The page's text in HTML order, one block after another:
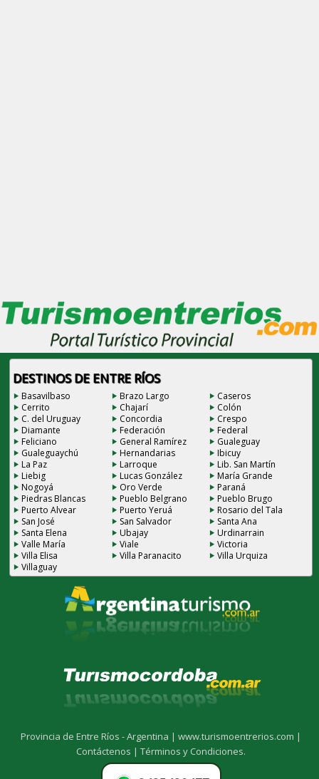
DESTINOS DE ENTRE RÍOS
Basavilbaso Brazo Largo
Caseros
Cerrito
Chajarí
Colón
C. del Uruguay
Concordia
Crespo
Diamante
Federación
Federal
Feliciano
General Ramírez
Gualeguay
Gualeguaychú
Hernandarias
Ibicuy
La Paz
Larroque
Lib. San Martín
Liebig
Lucas González
María Grande
Nogoyá
Oro Verde
Paraná
Piedras Blancas
Pueblo Belgrano
Pueblo Brugo
Puerto Alvear
Puerto Yeruá
Rosario del Tala
San José
San Salvador
Santa Ana
Santa Elena
Ubajay
Urdinarrain
Valle María
Viale
Victoria
Villa Elisa
Villa Paranacito
Villa Urquiza
Villaguay
Provincia de Entre Ríos - Argentina |www.turismoentrerios.com |
Contáctenos |Términos y Condiciones.